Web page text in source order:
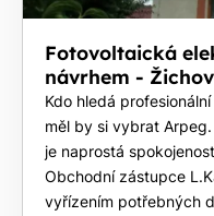
Fotovoltaická
návrhem -
Kdo hledá
měl by si vybrat Arpeg.
je naprostá
Obchodní zástupce
vyřízením potřebných